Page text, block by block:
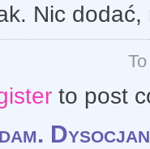
Nic
to post